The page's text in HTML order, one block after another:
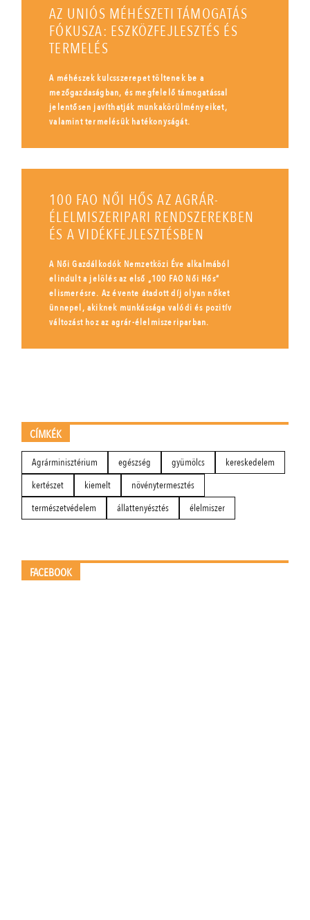
AZ UNIÓS MÉHÉSZETI TÁMOGATÁS
FÓKUSZA: ESZKÖZFEJLESZTÉS ÉS
TERMELÉS
A méhészek kulcsszerepet töltenek be a
mezőgazdaságban, és megfelelő támogatással
jelentősen javíthatják munkakörülményeiket,
valamint termelésük hatékonyságát.
100 FAO NŐI HŐS AZ AGRÁR-
ÉLELMISZERIPARI RENDSZEREKBEN
ÉS A VIDÉKFEJLESZTÉSBEN
A Női Gazdálkodók Nemzetközi Éve alkalmából
elindult a jelölés az első „100 FAO Női Hős”
elismerésre. Az évente átadott díj olyan nőket
ünnepel, akiknek munkássága valódi és pozitív
változást hoz az agrár-élelmiszeriparban.
CÍMKÉK
Agrárminisztérium egészség gyümölcs
kereskedelem
kertészet
kiemelt
növénytermesztés
természetvédelem
állattenyésztés élelmiszer
FACEBOOK